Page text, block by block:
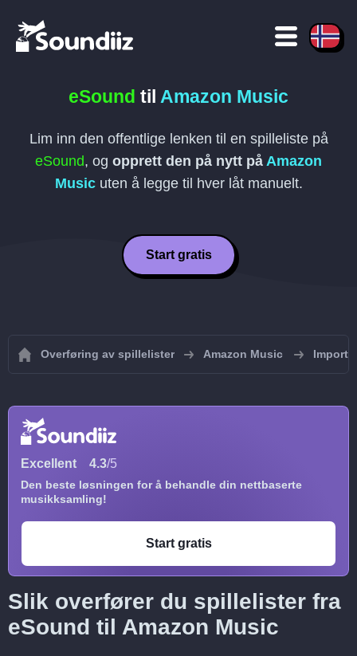
eSound til Amazon Music
Lim inn den offentlige lenken til en spilleliste på
eSound, og opprett den på nytt på Amazon
Musicuten å legge til hver låt manuelt.
Start gratis
Overføring av spillelister Amazon Music
Excellent 4.3/5
Den beste løsningen for å behandle din nettbaserte
musikksamling!
Start gratis
Slik overfører du spillelister fra
eSound til Amazon Music